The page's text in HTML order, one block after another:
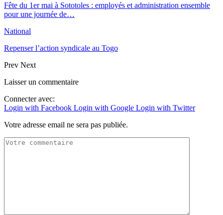
Fête du 1er mai à Sototoles : employés et administration ensemble
pour une journée de…
National
Repenser l’action syndicale au Togo
Prev Next
Laisser un commentaire
Connecter avec:
Login with Facebook Login with Google Login with Twitter
Votre adresse email ne sera pas publiée.